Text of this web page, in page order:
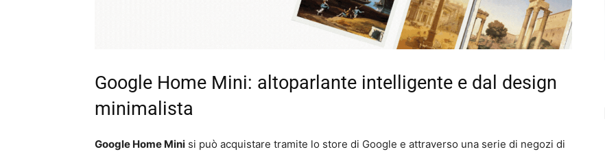
Google Home Mini: altoparlante intelligente e dal design
minimalista
Google Home Mini si può acquistare tramite lo store di Google e attraverso una serie di negozi di